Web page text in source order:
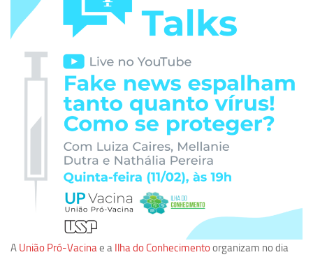
Carreira Docente de Impacto
Ciência, Arte, Educação e Sociedade: CienArtES
Grupo de Estudos Avançados em Tecnologia e Informação
em Saúde com foco em Populações Vulneráveis
(Confluencia)
Grupos de estudo encerrados
Grupos de Pesquisa
Criminologia Experimental e Segurança Pública
Direito e Tecnologia (Tech Law)
Grupo de Pesquisa GPUBLIC – Centro de Estudos em Gestão
e Políticas Públicas Contemporâneas
Grupos de pesquisa encerrados
A União Pró-Vacinae a Ilha do Conhecimentoorganizam no dia